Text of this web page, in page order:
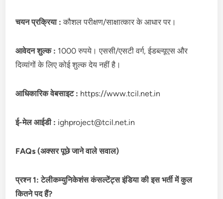
चयन प्रक्रिया :कौशल परीक्षण/साक्षात्कार के आधार पर।
आवेदन शुल्क : 1000 रुपये। एससी/एसटी वर्ग, ईडब्ल्यूएस और
दिव्यांगों के लिए कोई शुल्क देय नहीं है।
आधिकारिक वेबसाइट : https://www.tcil.net.in
ई-मेल आईडी : ighproject@tcil.net.in
FAQs (अक्सर पूछे जाने वाले सवाल)
प्रश्न 1: टेलीकम्युनिकेशंस कंसल्टेंट्स इंडिया की इस भर्ती में कुल
कितने पद हैं?